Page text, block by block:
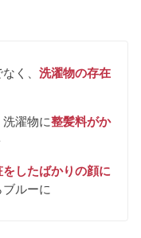
く、 洗濯物の存在
濯物に整髪料がか
をしたばかりの顔に
ルーに